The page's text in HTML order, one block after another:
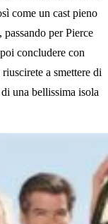
come un cast pieno
per Pierce
concludere con
a smettere di
una bellissima isola